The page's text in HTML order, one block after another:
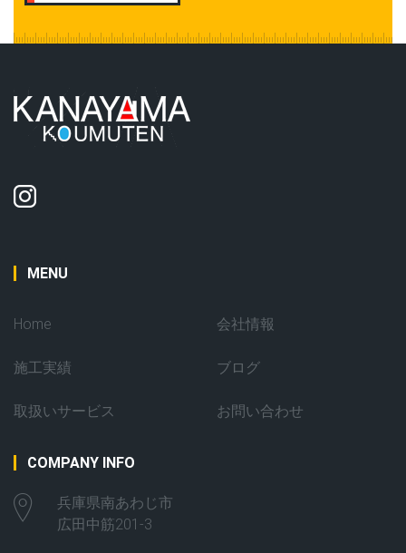
MENU
Home
施工実績
取扱いサービス
会社情報
ブログ
お問い合わせ
COMPANY INFO
兵庫県南あわじ市
広田中筋201-3